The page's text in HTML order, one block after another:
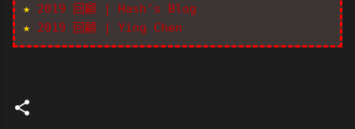
★ 2019 回顧 | Hash's Blog
★ 2019 回顧 | Ying Chen